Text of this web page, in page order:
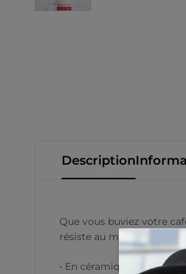
Description
Que vous buviez votre
résiste au micro-ondes et
• En céramique